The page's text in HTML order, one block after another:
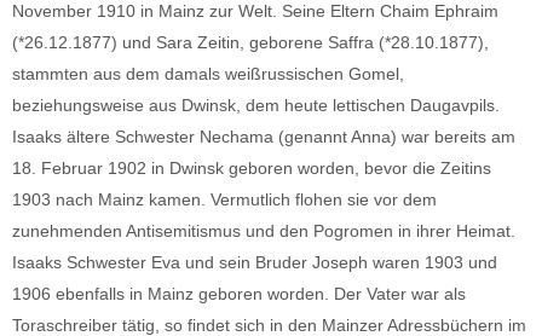
November 1910 in Mainz zur Welt. Seine Eltern Chaim Ephraim
(*26.12.1877) und Sara Zeitin, geborene Saffra (*28.10.1877),
stammten aus dem damals weißrussischen Gomel,
beziehungsweise aus Dwinsk, dem heute lettischen Daugavpils.
Isaaks ältere Schwester Nechama (genannt Anna) war bereits am
18. Februar 1902 in Dwinsk geboren worden, bevor die Zeitins
1903 nach Mainz kamen. Vermutlich flohen sie vor dem
zunehmenden Antisemitismus und den Pogromen in ihrer Heimat.
Isaaks Schwester Eva und sein Bruder Joseph waren 1903 und
1906 ebenfalls in Mainz geboren worden. Der Vater war als
Toraschreiber tätig, so findet sich in den Mainzer Adressbüchern im